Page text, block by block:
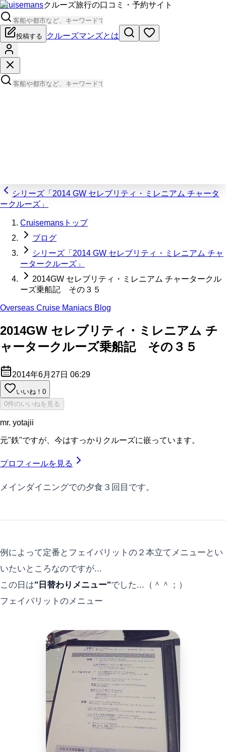
Cruisemansクルーズ旅行の口コミ・予約サイト
投稿する クルーズマンズとは
シリーズ「2014 GW セレブリティ・ミレニアム チャータ
ークルーズ」
Cruisemansトップ
ブログ
シリーズ「2014 GW セレブリティ・ミレニアム チャ
ータークルーズ」
2014GW セレブリティ・ミレニアム チャータークル
ーズ乗船記 その３５
Overseas Cruise Maniacs Blog
2014GW セレブリティ・ミレニアム チ
ャータークルーズ乗船記 その３５
2014年6月27日 06:29
いいね！ 0
0件のいいねを見る
mr. yotajii
元"鉄"ですが、今はすっかりクルーズに嵌っています。
プロフィールを見る
メインダイニングでの夕食３回目です。
例によって定番とフェイバリットの２本立てメニューとい
いたいところなのですが...
この日は"日替わりメニュー"でした...（＾＾；）
フェイバリットのメニュー